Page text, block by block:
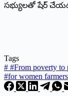
సభ్యులతో షేర్
Tags
# #From poverty to
#for women farmers